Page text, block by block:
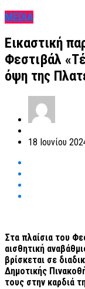
MEDIA
Εικαστική
Φεστιβάλ
όψη της
18 Ιουνίου
Στα πλαίσια του
αισθητική
βρίσκεται σε
Δημοτικής
τους στην καρδιά